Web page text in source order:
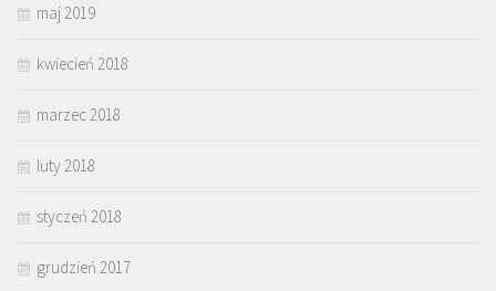
maj 2019
kwiecień 2018
marzec 2018
luty 2018
styczeń 2018
grudzień 2017